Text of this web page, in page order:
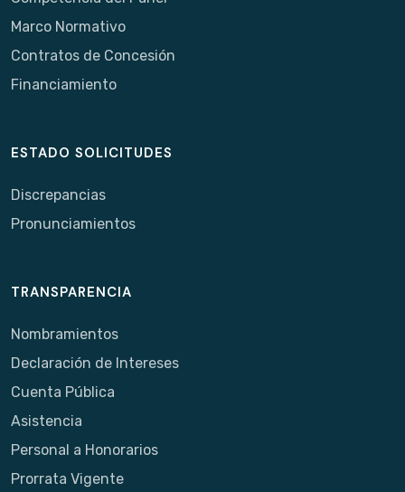
Marco Normativo
Contratos de Concesión
Financiamiento
ESTADO SOLICITUDES
Discrepancias
Pronunciamientos
TRANSPARENCIA
Nombramientos
Declaración de Intereses
Cuenta Pública
Asistencia
Personal a Honorarios
Prorrata Vigente